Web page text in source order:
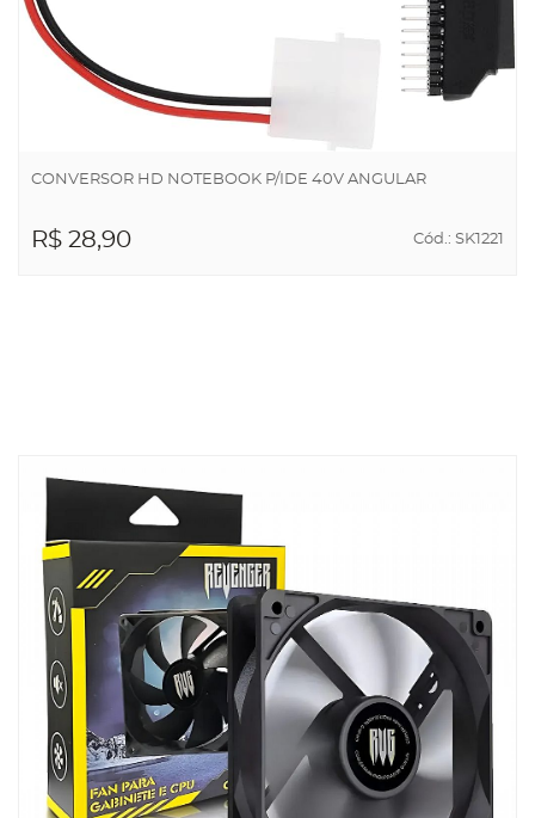
CONVERSOR HD NOTEBOOK P/IDE 40V ANGULAR
R$ 28,90 Cód.: SK1221